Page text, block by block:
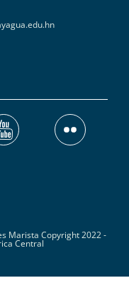
Marista Copyright 2022 -
Central